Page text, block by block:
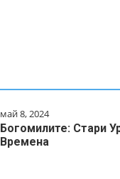
май 8, 2024
Богомилите: Стари
Времена